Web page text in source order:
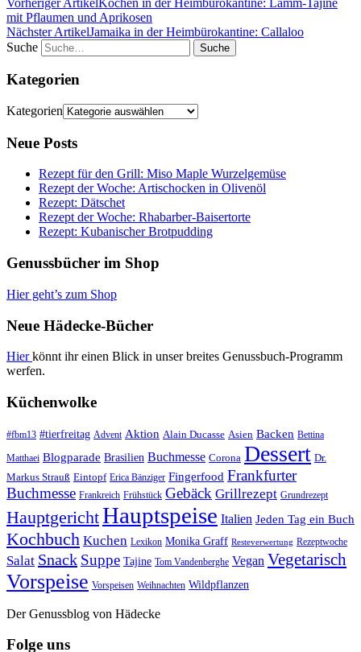
mit Pflaumen und Aprikosen
Nächster ArtikelJamaika in der Heimbürokantine: Callaloo
Suche
Kategorien
Kategorien
Neue Posts
Rezept für den Grill: Miso Maple Wurzelgemüse
Rezept der Woche: Artischocken in Olivenöl
Rezept: Dätschet
Rezept der Woche: Rhabarber-Baisertorte
Rezept: Kubanischer Brotpudding
Genussbücher im Shop
Hier geht’s zum Shop
Neue Hädecke-Bücher
Hierkönnt ihr einen Blick in unser breites Genussbuch-Programm
werfen.
Küchenwolke
#fbm13 #tierfreitag Advent Aktion Alain Ducasse Asien Backen Bettina
Matthaei Blogparade Brasilien Buchmesse Corona Dessert Dr.
Markus Strauß Eintopf Erica Bänziger Fingerfood Frankfurter
Buchmesse Frankreich Frühstück Gebäck Grillrezept Grundrezept
HauptgerichtHauptspeise Italien Jeden Tag ein Buch
Kochbuch Kuchen Lexikon Monika Graff Resteverwertung Rezeptwoche
Salat Snack Suppe Tajine Tom Vandenberghe Vegan Vegetarisch
Vorspeise Vorspeisen Weihnachten Wildpflanzen
Der Genussblog von Hädecke
Folge uns